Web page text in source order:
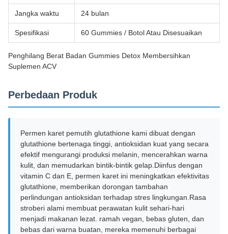
Jangka waktu 24 bulan
Spesifikasi 60 Gummies / Botol Atau Disesuaikan
Penghilang Berat Badan Gummies Detox Membersihkan
Suplemen ACV
Perbedaan Produk
Permen karet pemutih glutathione kami dibuat dengan
glutathione bertenaga tinggi, antioksidan kuat yang secara
efektif mengurangi produksi melanin, mencerahkan warna
kulit, dan memudarkan bintik-bintik gelap.Diinfus dengan
vitamin C dan E, permen karet ini meningkatkan efektivitas
glutathione, memberikan dorongan tambahan
perlindungan antioksidan terhadap stres lingkungan.Rasa
stroberi alami membuat perawatan kulit sehari-hari
menjadi makanan lezat. ramah vegan, bebas gluten, dan
bebas dari warna buatan, mereka memenuhi berbagai